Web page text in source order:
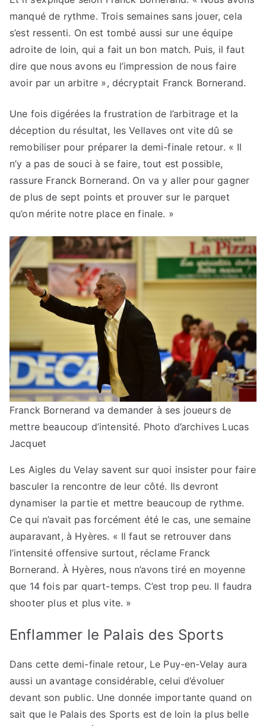
manqué de rythme. Trois semaines sans jouer, cela
s’est ressenti. On est tombé aussi sur une équipe
adroite de loin, qui a fait un bon match. Puis, il faut
dire que nous avons eu l’impression de nous faire
avoir par un arbitre », décryptait Franck Bornerand.
Une fois digérées la frustration de l’arbitrage et la
déception du résultat, les Vellaves ont vite dû se
remobiliser pour préparer la demi-finale retour. « Il
n’y a pas de souci à se faire, tout est possible,
rassure Franck Bornerand. On va y aller pour gagner
de plus de sept points et prouver sur le parquet
qu’on mérite notre place en finale. »
Franck Bornerand va demander à ses joueurs de
mettre beaucoup d’intensité. Photo d’archives Lucas
Jacquet
Les Aigles du Velay savent sur quoi insister pour faire
basculer la rencontre de leur côté. Ils devront
dynamiser la partie et mettre beaucoup de rythme.
Ce qui n’avait pas forcément été le cas, une semaine
auparavant, à Hyères. « Il faut se retrouver dans
l’intensité offensive surtout, réclame Franck
Bornerand. À Hyères, nous n’avons tiré en moyenne
que 14 fois par quart-temps. C’est trop peu. Il faudra
shooter plus et plus vite. »
Enflammer le Palais des Sports
Dans cette demi-finale retour, Le Puy-en-Velay aura
aussi un avantage considérable, celui d’évoluer
devant son public. Une donnée importante quand on
sait que le Palais des Sports est de loin la plus belle